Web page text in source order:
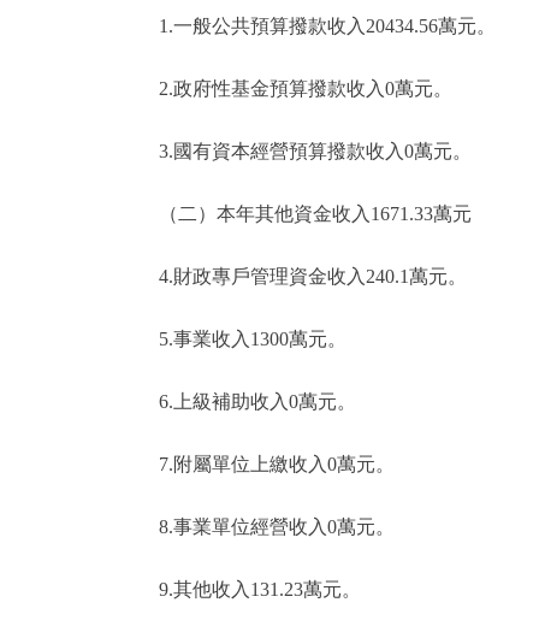
1.一般公共預算撥款收入20434.56萬元。
2.政府性基金預算撥款收入0萬元。
3.國有資本經營預算撥款收入0萬元。
（二）本年其他資金收入1671.33萬元
4.財政專戶管理資金收入240.1萬元。
5.事業收入1300萬元。
6.上級補助收入0萬元。
7.附屬單位上繳收入0萬元。
8.事業單位經營收入0萬元。
9.其他收入131.23萬元。